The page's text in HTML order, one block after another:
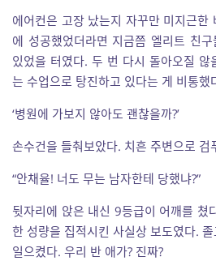
에어컨은 고장 났는지 자꾸만 미지근한
에 성공했었더라면 지금쯤 엘리트 친
있었을 터였다. 두 번 다시 돌아오질 않
는 수업으로 탕진하고 있다는 게 비통했
‘병원에 가보지 않아도 괜찮을까?’
손수건을 들춰보았다. 치흔 주변으로 검
“안채율! 너도 무는 남자한테 당했냐?”
뒷자리에 앉은 내신 9등급이 어깨를 쳤
한 성량을 집적시킨 사실상 보도였다.
일으켰다. 우리 반 애가? 진짜?